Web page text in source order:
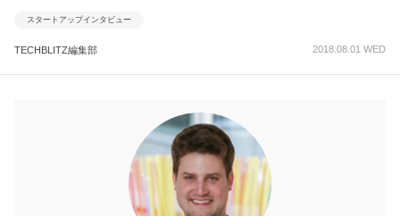
スタートアップインタビュー
TECHBLITZ編集部 2018.08.01 WED